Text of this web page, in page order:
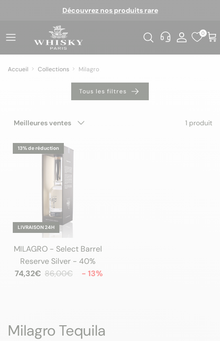
Découvrez nos produits rare
0
Accueil Collections Milagro
Tous les filtres
Meilleures ventes 1 produit
LIVRAISON 24H
13% de réduction
MILAGRO - Select Barrel
Reserve Silver - 40%
74,32€ 86,00€ - 13%
Milagro Tequila